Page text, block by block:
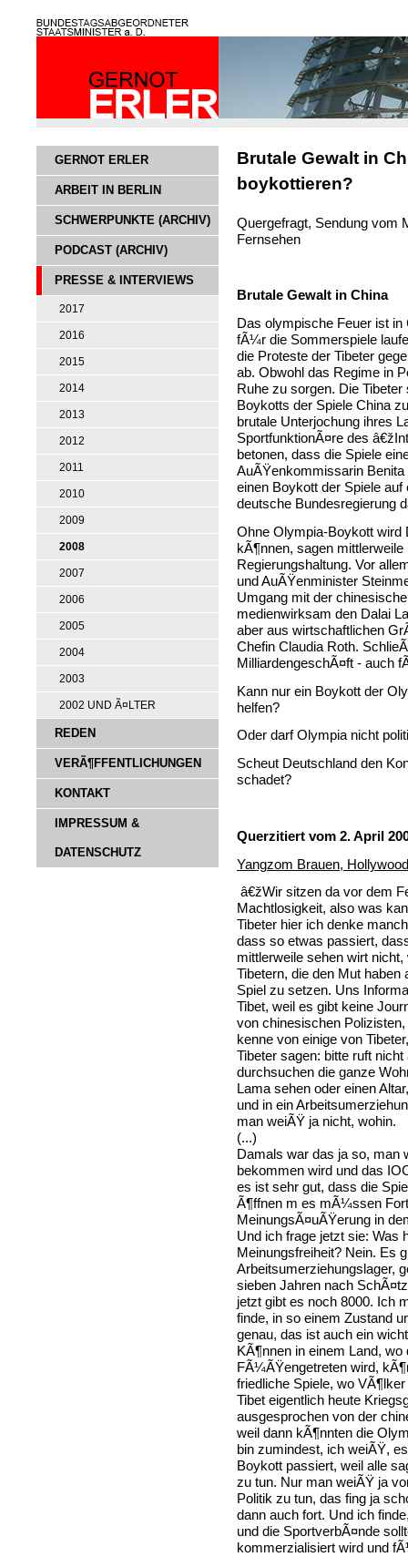
GERNOT ERLER
ARBEIT IN BERLIN
SCHWERPUNKTE (ARCHIV)
PODCAST (ARCHIV)
PRESSE & INTERVIEWS
2017
2016
2015
2014
2013
2012
2011
2010
2009
2008
2007
2006
2005
2004
2003
2002 UND Ã¤LTER
REDEN
VERÃ¶FFENTLICHUNGEN
KONTAKT
IMPRESSUM &
DATENSCHUTZ
Brutale Gewalt in
boykottieren?
Quergefragt, Sendung vom
Fernsehen
Brutale Gewalt in China
Das olympische Feuer ist in
fÃ¼r die Sommerspiele
die Proteste der Tibeter
ab. Obwohl das Regime in
Ruhe zu sorgen. Die
Boykotts der Spiele China
brutale Unterjochung ihres
SportfunktionÃ¤re des
betonen, dass die Spiele
AuÃŸenkommissarin
einen Boykott der Spiele
deutsche Bundesregierung
Ohne Olympia-Boykott wird
kÃ¶nnen, sagen
Regierungshaltung. Vor
und AuÃŸenminister
Umgang mit der
medienwirksam den Dalai
aber aus wirtschaftlichen
Chefin Claudia Roth.
MilliardengeschÃ¤ft - auch
Kann nur ein Boykott der
helfen?
Oder darf Olympia nicht
Scheut Deutschland den
schadet?
Querzitiert vom 2. April
Yangzom Brauen,
â€žWir sitzen da vor dem
Machtlosigkeit, also was
Tibeter hier ich denke
dass so etwas passiert,
mittlerweile sehen wirt
Tibetern, die den Mut haben
Spiel zu setzen. Uns
Tibet, weil es gibt keine
von chinesischen
kenne von einige von
Tibeter sagen: bitte ruft
durchsuchen die ganze
Lama sehen oder einen
und in ein
man weiÃŸ ja nicht, wohin.
(...)
Damals war das ja so, man
bekommen wird und das
es ist sehr gut, dass die
Ã¶ffnen m es mÃ¼ssen
MeinungsÃ¤uÃŸerung in
Und ich frage jetzt sie: Was
Meinungsfreiheit? Nein. Es
Arbeitsumerziehungslager,
sieben Jahren nach
jetzt gibt es noch 8000. Ich
finde, in so einem Zustand
genau, das ist auch ein
KÃ¶nnen in einem Land,
FÃ¼ÃŸengetreten wird,
friedliche Spiele, wo
Tibet eigentlich heute
ausgesprochen von der
weil dann kÃ¶nnten die
bin zumindest, ich weiÃŸ,
Boykott passiert, weil alle
zu tun. Nur man weiÃŸ ja
Politik zu tun, das fing ja
dann auch fort. Und ich
und die SportverbÃ¤nde
kommerzialisiert wird und